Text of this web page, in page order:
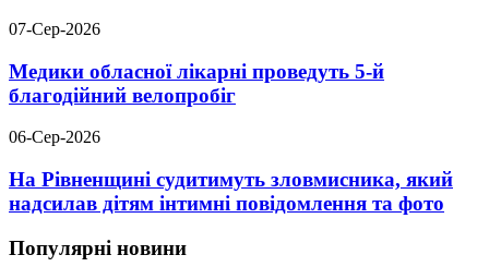
07-Сер-2026
Медики обласної лікарні проведуть 5-й
благодійний велопробіг
06-Сер-2026
На Рівненщині судитимуть зловмисника, який
надсилав дітям інтимні повідомлення та фото
Популярні новини